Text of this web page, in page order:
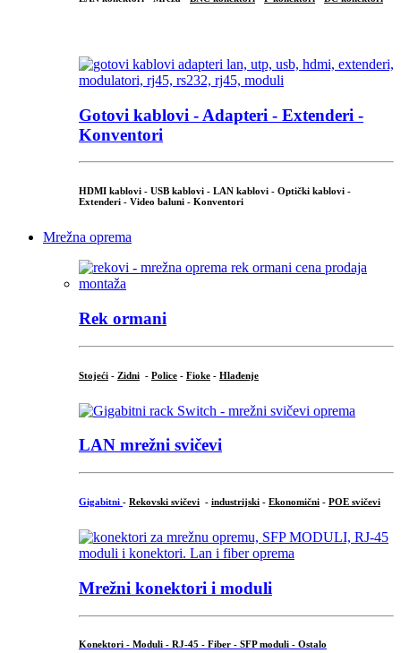
Gotovi kablovi - Adapteri - Extenderi -
Konventori
HDMI kablovi - USB kablovi - LAN kablovi - Optički kablovi -
Extenderi - Video baluni - Konventori
Mrežna oprema
Rek ormani
Stojeći - Zidni - Police - Fioke - Hlađenje
LAN mrežni svičevi
Gigabitni - Rekovski svičevi - industrijski - Ekonomični - POE svičevi
Mrežni konektori i moduli
Konektori - Moduli - RJ-45 - Fiber - SFP moduli - Ostalo